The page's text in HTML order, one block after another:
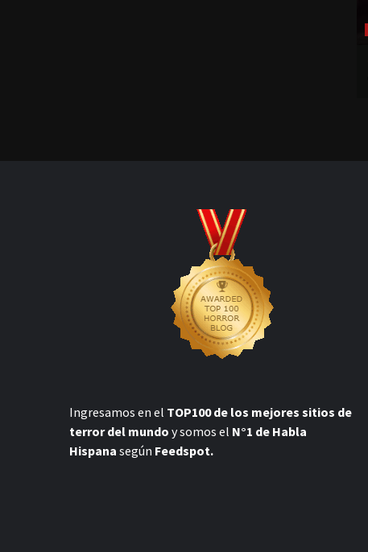
Ingresamos en el TOP100 de los mejores sitios de
terror del mundo y somos el N°1 de Habla
Hispana según Feedspot.